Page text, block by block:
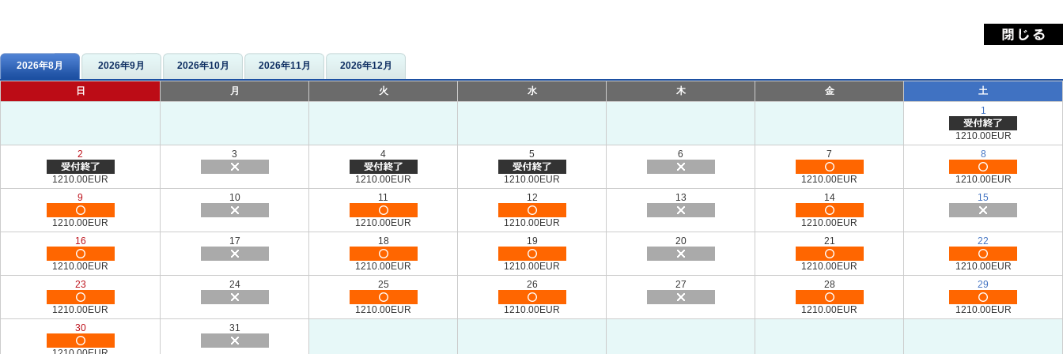
2026年8月 2026年9月 2026年10月 2026年11月 2026年12月
日 月 火 水 木 金
土
1
1210.00EUR
2
1210.00EUR
3 4
1210.00EUR
5
1210.00EUR
6 7
1210.00EUR
8
1210.00EUR
9
1210.00EUR
10 11
1210.00EUR
12
1210.00EUR
13 14
1210.00EUR
15
16
1210.00EUR
17 18
1210.00EUR
19
1210.00EUR
20 21
1210.00EUR
22
1210.00EUR
23
1210.00EUR
24 25
1210.00EUR
26
1210.00EUR
27 28
1210.00EUR
29
1210.00EUR
30
31